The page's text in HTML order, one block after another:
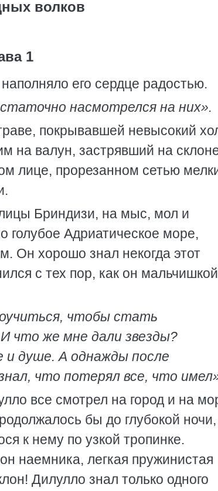
волков
1
его сердце радостью.
насмотрелся на них».
покрывавшей невысокий
на валун, застрявший на
лице, прорезанном сетью
Бриндизи, на мыс, мол и
голубое Адриатическое море,
Он хорошо знал некогда этот
с тех пор, как он мальчишкой
чтобы стать
И что же мне дали звезды?
душе. А однажды после
что потерял все, что
все смотрел на город и на
бы до глубокой
к нему по узкой тропинке.
наемника, легкая пружинистая
Дилулло знал только одного